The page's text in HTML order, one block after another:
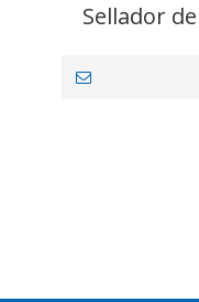
Sellador